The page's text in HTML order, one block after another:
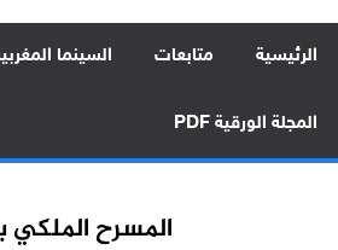
الرئيسية متابعات السينما
المجلة الورقية PDF
المسرح الملكي